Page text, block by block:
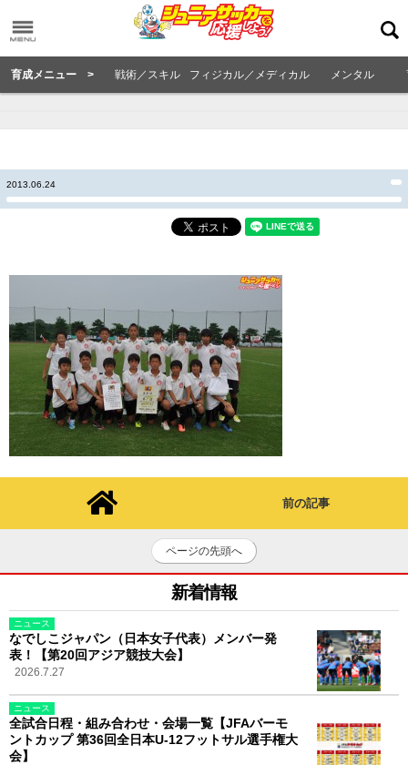
育成メニュー > 戦術／スキル フィジカル／メディカル メンタル
2013.06.24
前の記事
ページの先頭へ
新着情報
ニュース
なでしこジャパン（日本女子代表）メンバー発
表！【第20回アジア競技大会】
2026.7.27
ニュース
全試合日程・組み合わせ・会場一覧【JFAバーモ
ントカップ 第36回全日本U-12フットサル選手権大
会】